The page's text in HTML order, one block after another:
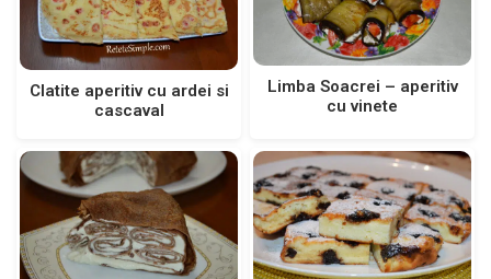
Clatite aperitiv cu ardei si
cascaval
Limba Soacrei – aperitiv
cu vinete